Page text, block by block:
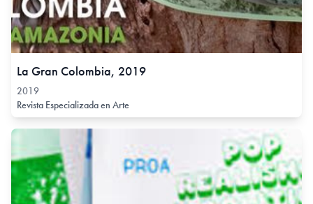
La Gran Colombia, 2019
2019
Revista Especializada en Arte